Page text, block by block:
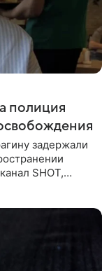
полиция
задержали
SHOT,